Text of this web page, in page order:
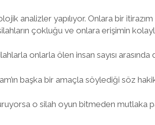
analizler yapılıyor. Onlara bir
çokluğu ve onlara erişimin
onlarla ölen insan sayısı
başka bir amaçla söylediği söz
o silah oyun bitmeden mutlaka